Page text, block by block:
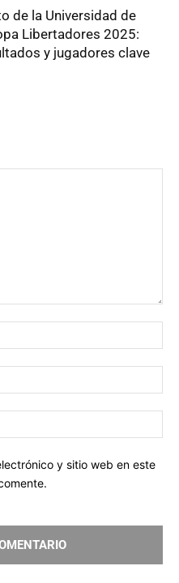
de la Universidad de
Libertadores 2025:
y jugadores clave
y sitio web en este